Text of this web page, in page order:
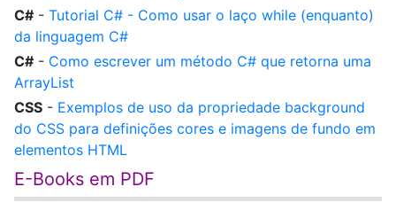
C# - Tutorial C# - Como usar o laço while (enquanto)
da linguagem C#
C# - Como escrever um método C# que retorna uma
ArrayList
CSS - Exemplos de uso da propriedade background
do CSS para definições cores e imagens de fundo em
elementos HTML
E-Books em PDF